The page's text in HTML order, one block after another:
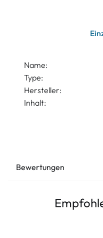
Name:
Type:
Hersteller:
Inhalt:
Bewertungen